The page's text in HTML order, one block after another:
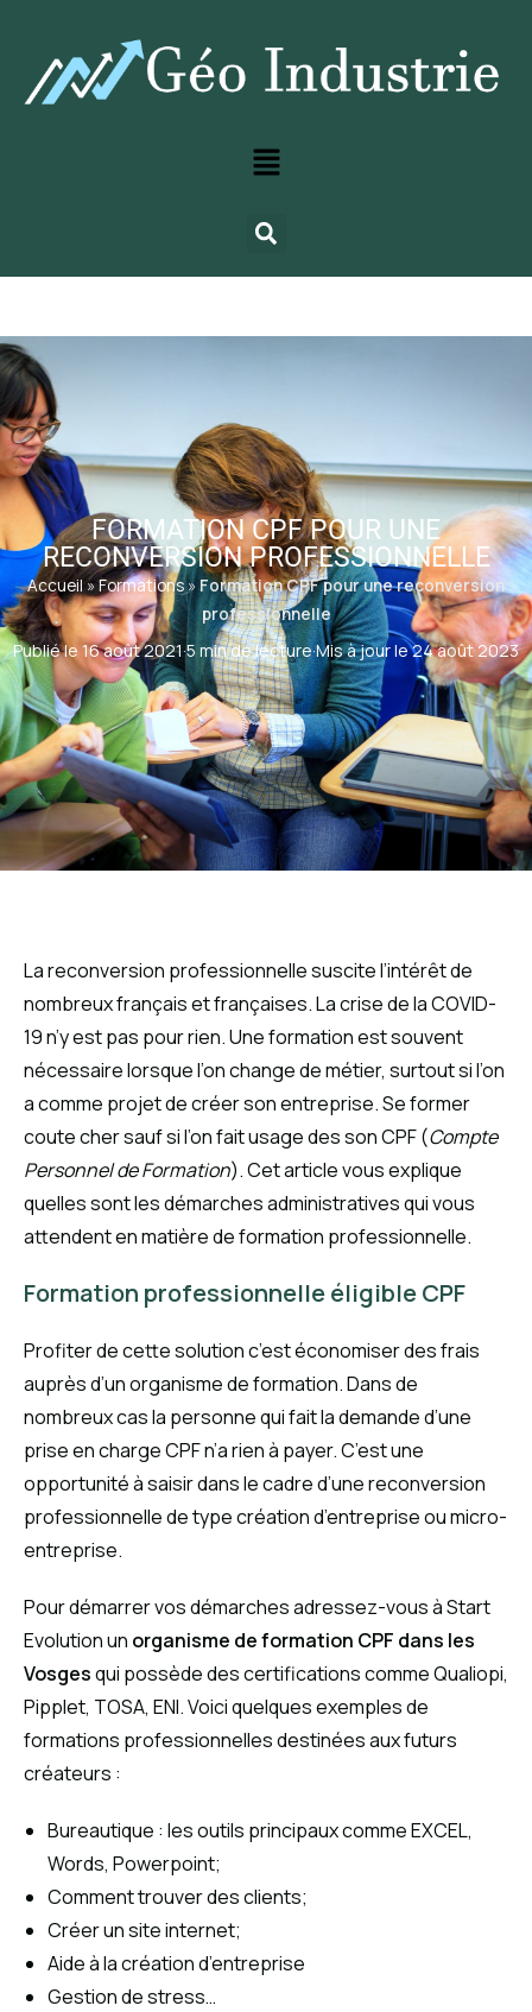
FORMATION CPF POUR UNE
RECONVERSION PROFESSIONNELLE
Accueil»Formations» Formation CPF pour une reconversion
professionnelle
Publié le 16 août 2021·5 min de lecture·Mis à jour le 24 août 2023
La reconversion professionnelle suscite l’intérêt de
nombreux français et françaises. La crise de la COVID-
19 n’y est pas pour rien. Une formation est souvent
nécessaire lorsque l’on change de métier, surtout si l’on
a comme projet de créer son entreprise. Se former
coute cher sauf si l’on fait usage des son CPF (Compte
Personnel de Formation). Cet article vous explique
quelles sont les démarches administratives qui vous
attendent en matière de formation professionnelle.
Formation professionnelle éligible CPF
Profiter de cette solution c’est économiser des frais
auprès d’un organisme de formation. Dans de
nombreux cas la personne qui fait la demande d’une
prise en charge CPF n’a rien à payer. C’est une
opportunité à saisir dans le cadre d’une reconversion
professionnelle de type création d’entreprise ou micro-
entreprise.
Pour démarrer vos démarches adressez-vous à Start
Evolution un organisme de formation CPF dans les
Vosgesqui possède des certifications comme Qualiopi,
Pipplet, TOSA, ENI. Voici quelques exemples de
formations professionnelles destinées aux futurs
créateurs :
Bureautique : les outils principaux comme EXCEL,
Words, Powerpoint;
Comment trouver des clients;
Créer un site internet;
Aide à la création d’entreprise
Gestion de stress…